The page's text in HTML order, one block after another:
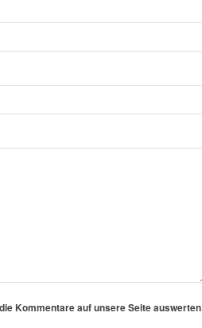
Kommentare auf unsere Seite auswerten